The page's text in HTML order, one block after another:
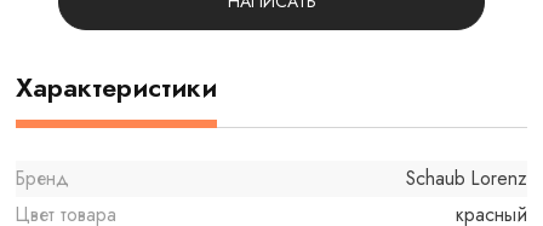
Характеристики
Бренд
Schaub Lorenz
Цвет товара
красный